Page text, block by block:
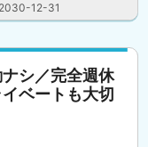
12-31
シ／完全週休
ベートも大切